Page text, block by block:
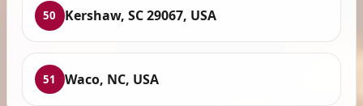
50 Kershaw, SC 29067, USA
51 Waco, NC, USA